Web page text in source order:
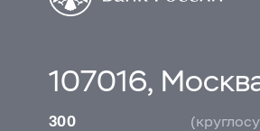
107016,
300